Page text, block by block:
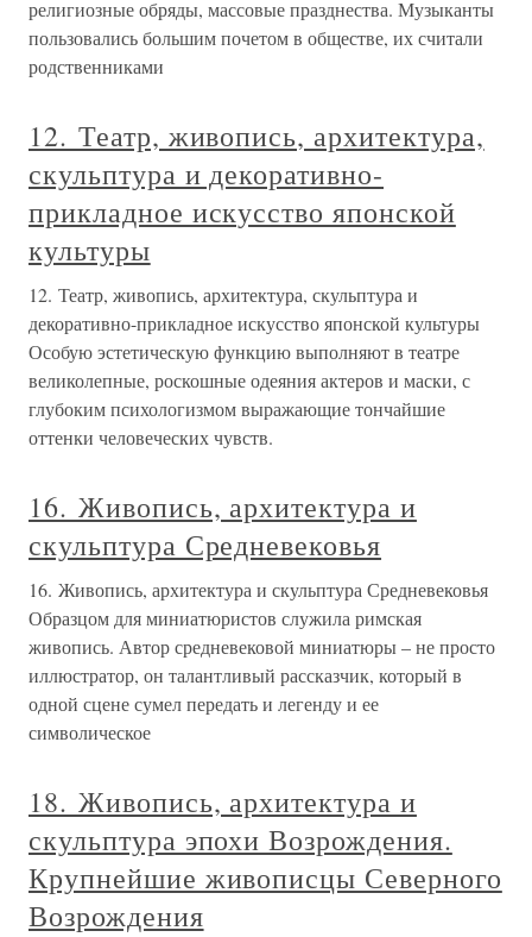
религиозные обряды, массовые празднества. Музыканты
пользовались большим почетом в обществе, их считали
родственниками
12. Театр, живопись, архитектура,
скульптура и декоративно-
прикладное искусство японской
культуры
12. Театр, живопись, архитектура, скульптура и
декоративно-прикладное искусство японской культуры
Особую эстетическую функцию выполняют в театре
великолепные, роскошные одеяния актеров и маски, с
глубоким психологизмом выражающие тончайшие
оттенки человеческих чувств.
16. Живопись, архитектура и
скульптура Средневековья
16. Живопись, архитектура и скульптура Средневековья
Образцом для миниатюристов служила римская
живопись. Автор средневековой миниатюры – не просто
иллюстратор, он талантливый рассказчик, который в
одной сцене сумел передать и легенду и ее
символическое
18. Живопись, архитектура и
скульптура эпохи Возрождения.
Крупнейшие живописцы Северного
Возрождения